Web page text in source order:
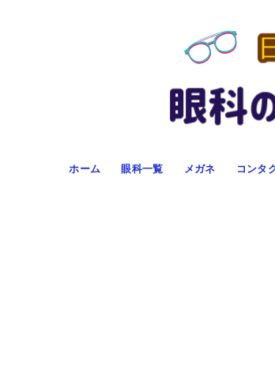
ホーム 眼科一覧 メガネ コンタ